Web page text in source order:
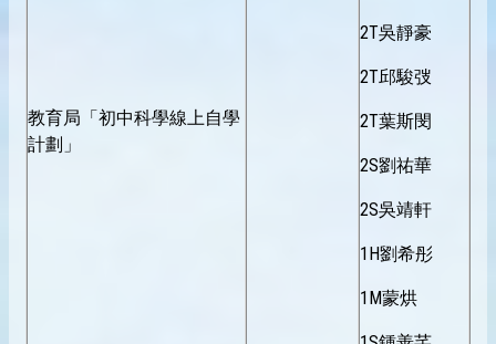
教育局「初中科學線上自學
計劃」
2T吳靜豪
2T邱駿弢
2T葉斯閔
2S劉祐華
2S吳靖軒
1H劉希彤
1M蒙烘